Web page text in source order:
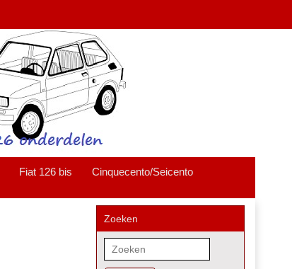
Fiat 126 bis
Cinquecento/Seicento
Zoeken